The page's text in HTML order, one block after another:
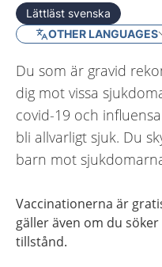
Lättläst svenska
OTHER LANGUAGES
Du som är gravid
dig mot vissa
covid-19 och
bli allvarligt sjuk. Du
barn mot
Vaccinationerna är
gäller även om du
tillstånd.